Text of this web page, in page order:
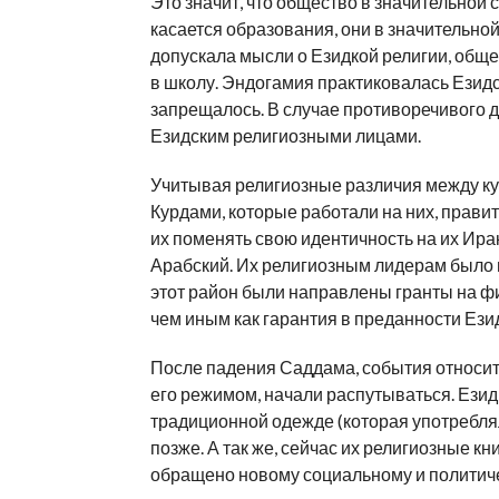
касается образования, они в
допускала мысли о Езидкой религии,
в школу. Эндогамия практиковалась
запрещалось. В случае противоречивого
Езидским религиозными лицами.
Учитывая религиозные различия между
Курдами, которые работали на них,
их поменять свою идентичность на их
Арабский. Их религиозным лидерам
этот район были направлены гранты на
чем иным как гарантия в преданности
После падения Саддама, события
его режимом, начали распутываться.
традиционной одежде (которая
позже. А так же, сейчас их религиозные
обращено новому социальному и